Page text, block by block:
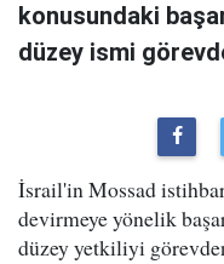
konusundaki
düzey ismi
İsrail'in Mossad
devirmeye yönelik
düzey yetkiliyi